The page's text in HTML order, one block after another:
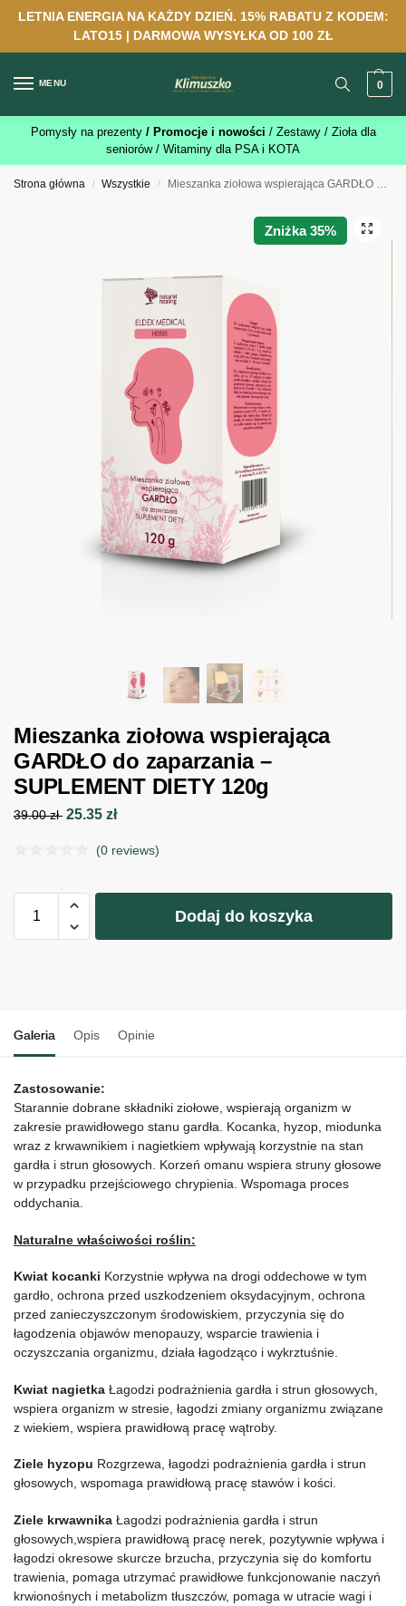
LETNIA ENERGIA NA KAŻDY DZIEŃ. 15% RABATU Z KODEM:
LATO15 | DARMOWA WYSYŁKA OD 100 ZŁ
MENU 0
Pomysły na prezenty / Promocje i nowości / Zestawy / Zioła dla
seniorów / Witaminy dla PSA i KOTA
Strona główna / Wszystkie / Mieszanka ziołowa wspierająca GARDŁO do zaparzania – SUPLEMENT DIETY 120g
Zniżka 35%
Mieszanka ziołowa wspierająca
GARDŁO do zaparzania –
SUPLEMENT DIETY 120g
39.00zł 25.35 zł
(0 reviews)
Dodaj do koszyka
Galeria Opis Opinie
Zastosowanie:
Starannie dobrane składniki ziołowe, wspierają organizm w
zakresie prawidłowego stanu gardła. Kocanka, hyzop, miodunka
wraz z krwawnikiem i nagietkiem wpływają korzystnie na stan
gardła i strun głosowych. Korzeń omanu wspiera struny głosowe
w przypadku przejściowego chrypienia. Wspomaga proces
oddychania.
Naturalne właściwości roślin:
Kwiat kocanki Korzystnie wpływa na drogi oddechowe w tym
gardło, ochrona przed uszkodzeniem oksydacyjnym, ochrona
przed zanieczyszczonym środowiskiem, przyczynia się do
łagodzenia objawów menopauzy, wsparcie trawienia i
oczyszczania organizmu, działa łagodząco i wykrztuśnie.
Kwiat nagietka Łagodzi podrażnienia gardła i strun głosowych,
wspiera organizm w stresie, łagodzi zmiany organizmu związane
z wiekiem, wspiera prawidłową pracę wątroby.
Ziele hyzopu Rozgrzewa, łagodzi podrażnienia gardła i strun
głosowych, wspomaga prawidłową pracę stawów i kości.
Ziele krwawnika Łagodzi podrażnienia gardła i strun
głosowych,wspiera prawidłową pracę nerek, pozytywnie wpływa i
łagodzi okresowe skurcze brzucha, przyczynia się do komfortu
trawienia, pomaga utrzymać prawidłowe funkcjonowanie naczyń
krwionośnych i metabolizm tłuszczów, pomaga w utracie wagi i